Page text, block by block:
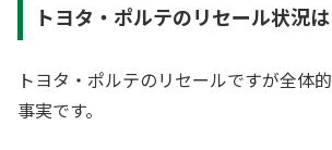
トヨタ・ポルテのリセール状況
トヨタ・ポルテのリセールですが全体
事実です。